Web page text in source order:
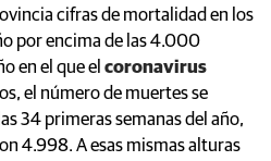
cifras de mortalidad en los
por encima de las 4.000
en el que el coronavirus
el número de muertes se
34 primeras semanas del año,
4.998. A esas mismas alturas